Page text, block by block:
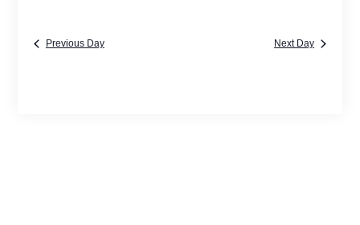
Previous Day Next Day